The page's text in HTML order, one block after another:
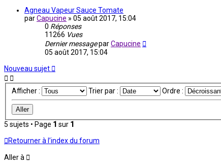
Agneau Vapeur Sauce Tomate
parCapucine » 05 août 2017, 15:04
0 Réponses
11266 Vues
Dernier messageparCapucine
05 août 2017, 15:04
Nouveau sujet
Afficher : Trier par : Ordre :
5 sujets • Page 1 sur 1
Retourner à l’index du forum
Aller à